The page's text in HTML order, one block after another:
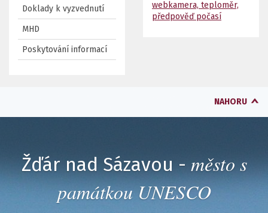
Doklady k vyzvednutí
MHD
Poskytování informací
webkamera, teploměr,
předpověď počasí
NAHORU
Žďár nad Sázavou - město s
památkou UNESCO